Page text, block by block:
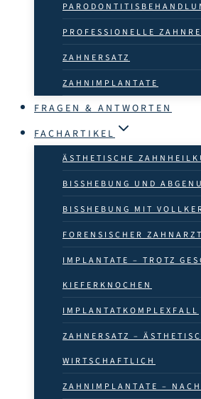
PROFESSIONELLE
ZAHNERSATZ
ZAHN­IMPLANTATE
FRAGEN & ANTWORTEN
FACHARTIKEL
ÄSTHETISCHE
BISSHEBUNG UND
BISSHEBUNG MIT
FORENSISCHER
IMPLANTATE – TROTZ
KIEFERKNOCHEN
IMPLANTATKOMPLEXFALL
ZAHNERSATZ –
WIRTSCHAFTLICH
ZAHNIMPLANTATE –